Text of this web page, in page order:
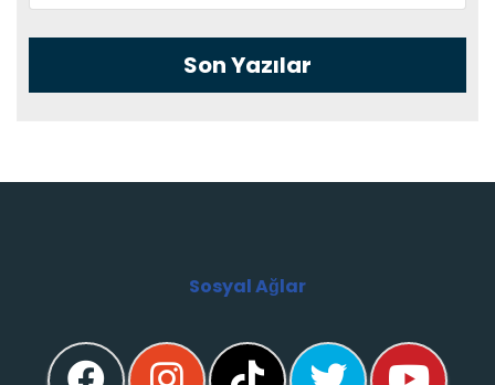
Son Yazılar
Sosyal Ağlar